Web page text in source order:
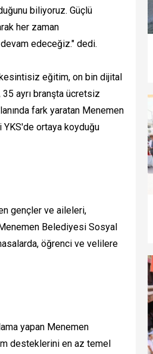
biliyoruz. Güçlü
her zaman
edeceğiz." dedi.
kesintisiz eğitim, on bin dijital
ayrı branşta ücretsiz
fark yaratan Menemen
YKS'de ortaya koyduğu
gençler ve aileleri,
Belediyesi Sosyal
öğrenci ve velilere
yapan Menemen
desteklerini en az temel